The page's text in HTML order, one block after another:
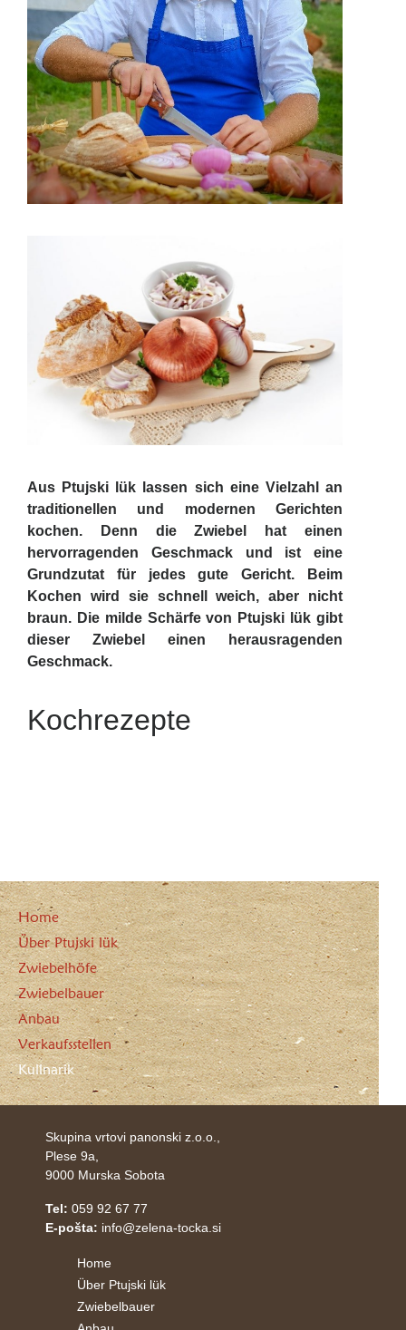
Aus Ptujski lük lassen sich eine Vielzahl an
traditionellen und modernen Gerichten
kochen. Denn die Zwiebel hat einen
hervorragenden Geschmack und ist eine
Grundzutat für jedes gute Gericht. Beim
Kochen wird sie schnell weich, aber nicht
braun. Die milde Schärfe von Ptujski lük gibt
dieser Zwiebel einen herausragenden
Geschmack.
Kochrezepte
Home
Über Ptujski lük
Zwiebelhöfe
Zwiebelbauer
Anbau
Verkaufsstellen
Kulinarik
Skupina vrtovi panonski z.o.o.,
Plese 9a,
9000 Murska Sobota
Tel: 059 92 67 77
E-pošta: info@zelena-tocka.si
Home
Über Ptujski lük
Zwiebelbauer